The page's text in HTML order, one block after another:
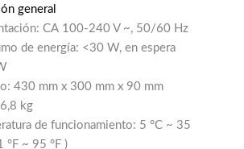
general
CA 100-240 V ~, 50/60 Hz
de energía: <30 W, en espera
430 mm x 300 mm x 90 mm
kg
de funcionamiento: 5 °C ~ 35
°F ~ 95 °F)